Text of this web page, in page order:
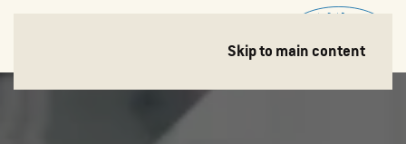
Skip to main content